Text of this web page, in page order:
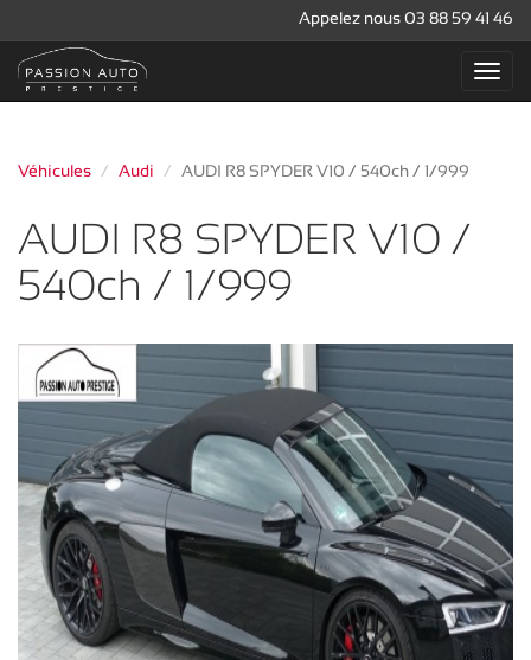
Appelez nous 03 88 59 41 46
Véhicules Audi AUDI R8 SPYDER V10 / 540ch / 1/999
AUDI R8 SPYDER V10 /
540ch / 1/999